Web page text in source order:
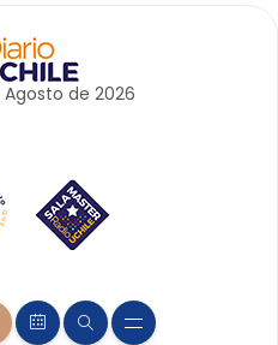
Agosto de 2026